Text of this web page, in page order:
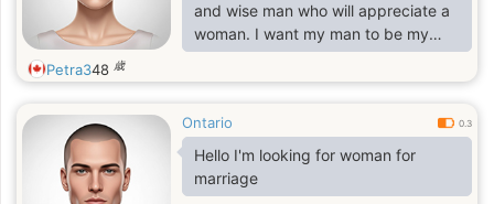
and wise man who will appreciate a
woman. I want my man to be my
soulmate when everything is easy
and understandable in a
experienced and wise partners meet
Petra348 歳
Ontario 0.3
Hello I'm looking for woman for
marriage